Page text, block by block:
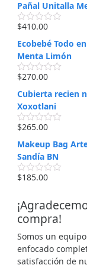
l
o
r
a
d
o
e
n
0
d
e
5
Pañal Unitalla
V
l
o
r
a
d
e
n
0
d
e
$410.00
Ecobebé Todo
Menta Limón
V
l
o
r
a
d
e
n
0
d
e
$270.00
Cubierta recien
Xoxotlani
V
l
o
r
a
d
n
0
d
5
$265.00
Makeup Bag
Sandía BN
V
o
r
a
o
n
0
$185.00
compra!
Somos un
enfocado
satisfacción de